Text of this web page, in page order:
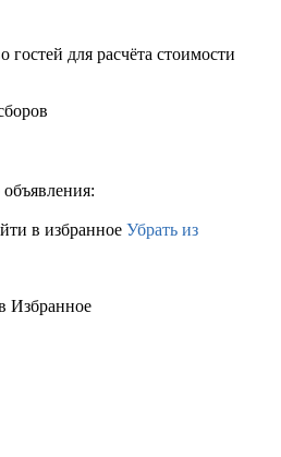
для расчёта стоимости
в избранное Убрать из
Избранное